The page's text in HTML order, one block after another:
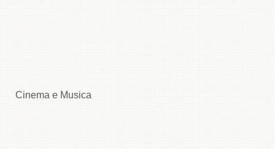
Cinema e Musica